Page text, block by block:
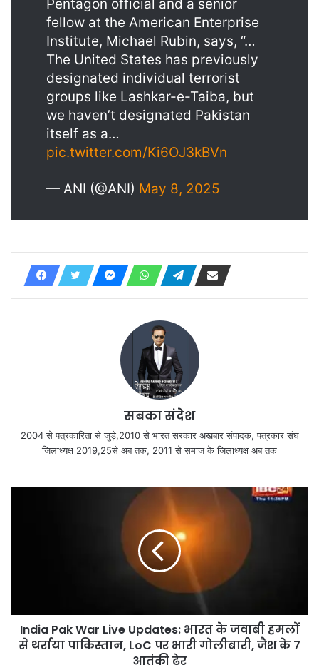
Pentagon official and a senior
fellow at the American Enterprise
Institute, Michael Rubin, says, “…
The United States has previously
designated individual terrorist
groups like Lashkar-e-Taiba, but
we haven’t designated Pakistan
itself as a…
pic.twitter.com/Ki6OJ3kBVn
— ANI (@ANI) May 8, 2025
सबका संदेश
2004 से पत्रकारिता से जुड़े,2010 से भारत सरकार अखबार संपादक, पत्रकार संघ
जिलाध्यक्ष 2019,25से अब तक, 2011 से समाज के जिलाध्यक्ष अब तक
India Pak War Live Updates: भारत के जवाबी हमलों
से थर्राया पाकिस्तान, LoC पर भारी गोलीबारी, जैश के 7
आतंकी ढेर